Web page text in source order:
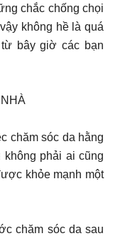
chắc chống chọi
không hề là quá
bây giờ các bạn
chăm sóc da hằng
phải ai cũng
khỏe mạnh một
chăm sóc da sau